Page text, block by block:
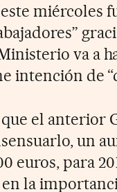
miércoles
va a
intención de
el anterior
un
euros, para
la